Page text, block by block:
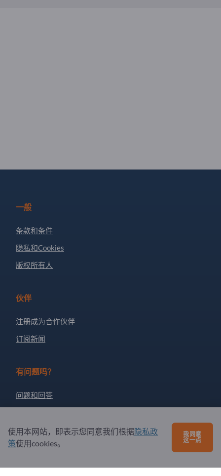
一般
条款和条件
隐私和Cookies
版权所有人
伙伴
注册成为合作伙伴
订阅新闻
有问题吗？
问题和回答
关于我们
给Exportpages发送消息
使用本网站，即表示您同意我们根据隐私政
策使用cookies。
我同意
这一点